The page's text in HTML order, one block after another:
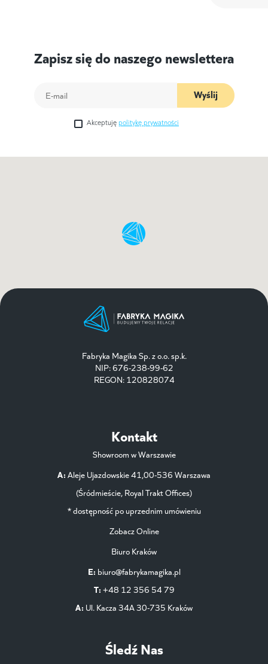
Zapisz się do naszego newslettera
Wyślij
Akceptuję politykę prywatności
Fabryka Magika Sp. z o.o. sp.k.
NIP: 676-238-99-62
REGON: 120828074
Kontakt
Showroom w Warszawie
A: Aleje Ujazdowskie 41,00-536 Warszawa
(Śródmieście, Royal Trakt Offices)
* dostępność po uprzednim umówieniu
Zobacz Online
Biuro Kraków
E: biuro@fabrykamagika.pl
T: +48 12 356 54 79
A: Ul. Kacza 34A 30-735 Kraków
Śledź Nas